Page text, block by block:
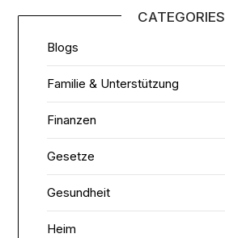
CATEGORIES
Blogs
Familie & Unterstützung
Finanzen
Gesetze
Gesundheit
Heim